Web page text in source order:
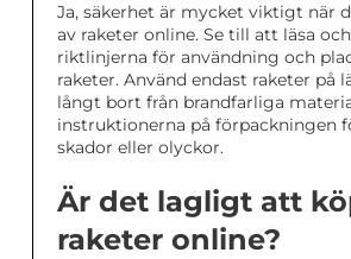
Ja, säkerhet är mycket viktigt när
av raketer online. Se till att läsa
riktlinjerna för användning och
raketer. Använd endast raketer på
långt bort från brandfarliga
instruktionerna på förpackningen
skador eller olyckor.
Är det lagligt att
raketer online?